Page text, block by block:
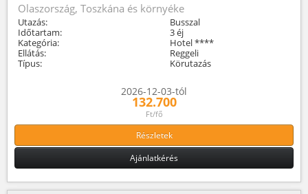
Olaszország, Toszkána és környéke
Utazás:
Busszal
Időtartam:
3 éj
Kategória:
Hotel ****
Ellátás:
Reggeli
Típus:
Körutazás
2026-12-03-tól
132.700
Ft/fő
Részletek
Ajánlatkérés